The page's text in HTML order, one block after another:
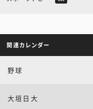
関連カレンダー
野球
大垣日大